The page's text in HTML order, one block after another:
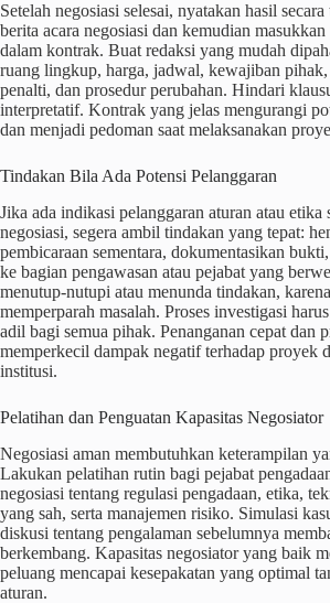
Setelah negosiasi selesai, nyatakan hasil
berita acara negosiasi dan kemudian
dalam kontrak. Buat redaksi yang mudah
ruang lingkup, harga, jadwal, kewajiban pihak,
penalti, dan prosedur perubahan. Hindari
interpretatif. Kontrak yang jelas mengurangi
dan menjadi pedoman saat melaksanakan
Tindakan Bila Ada Potensi Pelanggaran
Jika ada indikasi pelanggaran aturan atau etika
negosiasi, segera ambil tindakan yang tepat:
pembicaraan sementara, dokumentasikan
ke bagian pengawasan atau pejabat yang
menutup-nutupi atau menunda tindakan,
memperparah masalah. Proses investigasi
adil bagi semua pihak. Penanganan cepat dan
memperkecil dampak negatif terhadap proyek
institusi.
Pelatihan dan Penguatan Kapasitas Negosiator
Negosiasi aman membutuhkan keterampilan
Lakukan pelatihan rutin bagi pejabat
negosiasi tentang regulasi pengadaan, etika,
yang sah, serta manajemen risiko. Simulasi
diskusi tentang pengalaman sebelumnya
berkembang. Kapasitas negosiator yang baik
peluang mencapai kesepakatan yang optimal
aturan.